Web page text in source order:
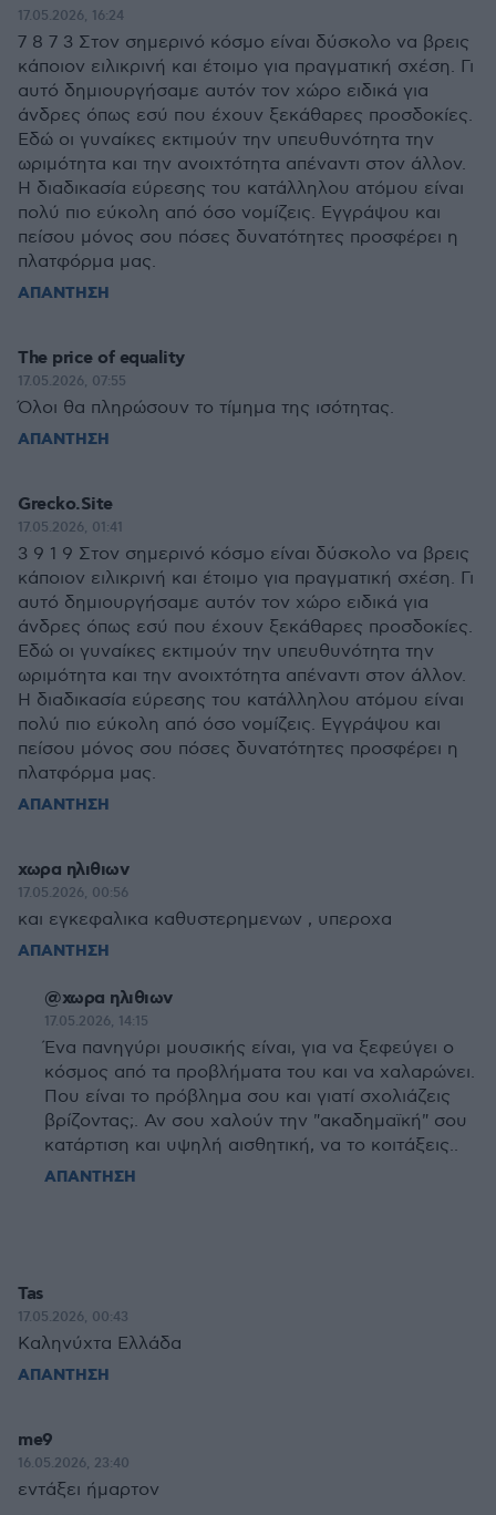
17.05.2026, 16:24
7 8 7 3 Στον σημερινό κόσμο είναι δύσκολο να βρεις
κάποιον ειλικρινή και έτοιμο για πραγματική σχέση. Γι
αυτό δημιουργήσαμε αυτόν τον χώρο ειδικά για
άνδρες όπως εσύ που έχουν ξεκάθαρες προσδοκίες.
Εδώ οι γυναίκες εκτιμούν την υπευθυνότητα την
ωριμότητα και την ανοιχτότητα απέναντι στον άλλον.
Η διαδικασία εύρεσης του κατάλληλου ατόμου είναι
πολύ πιο εύκολη από όσο νομίζεις. Εγγράψου και
πείσου μόνος σου πόσες δυνατότητες προσφέρει η
πλατφόρμα μας.
ΑΠΑΝΤΗΣΗ
The price of equality
17.05.2026, 07:55
Όλοι θα πληρώσουν το τίμημα της ισότητας.
ΑΠΑΝΤΗΣΗ
Grecko.Site
17.05.2026, 01:41
3 9 1 9 Στον σημερινό κόσμο είναι δύσκολο να βρεις
κάποιον ειλικρινή και έτοιμο για πραγματική σχέση. Γι
αυτό δημιουργήσαμε αυτόν τον χώρο ειδικά για
άνδρες όπως εσύ που έχουν ξεκάθαρες προσδοκίες.
Εδώ οι γυναίκες εκτιμούν την υπευθυνότητα την
ωριμότητα και την ανοιχτότητα απέναντι στον άλλον.
Η διαδικασία εύρεσης του κατάλληλου ατόμου είναι
πολύ πιο εύκολη από όσο νομίζεις. Εγγράψου και
πείσου μόνος σου πόσες δυνατότητες προσφέρει η
πλατφόρμα μας.
ΑΠΑΝΤΗΣΗ
χωρα ηλιθιων
17.05.2026, 00:56
και εγκεφαλικα καθυστερημενων , υπεροχα
ΑΠΑΝΤΗΣΗ
@χωρα ηλιθιων
17.05.2026, 14:15
Ένα πανηγύρι μουσικής είναι, για να ξεφεύγει ο
κόσμος από τα προβλήματα του και να χαλαρώνει.
Που είναι το πρόβλημα σου και γιατί σχολιάζεις
βρίζοντας;. Αν σου χαλούν την "ακαδημαϊκή" σου
κατάρτιση και υψηλή αισθητική, να το κοιτάξεις..
ΑΠΑΝΤΗΣΗ
Tas
17.05.2026, 00:43
Καληνύχτα Ελλάδα
ΑΠΑΝΤΗΣΗ
me9
16.05.2026, 23:40
εντάξει ήμαρτον